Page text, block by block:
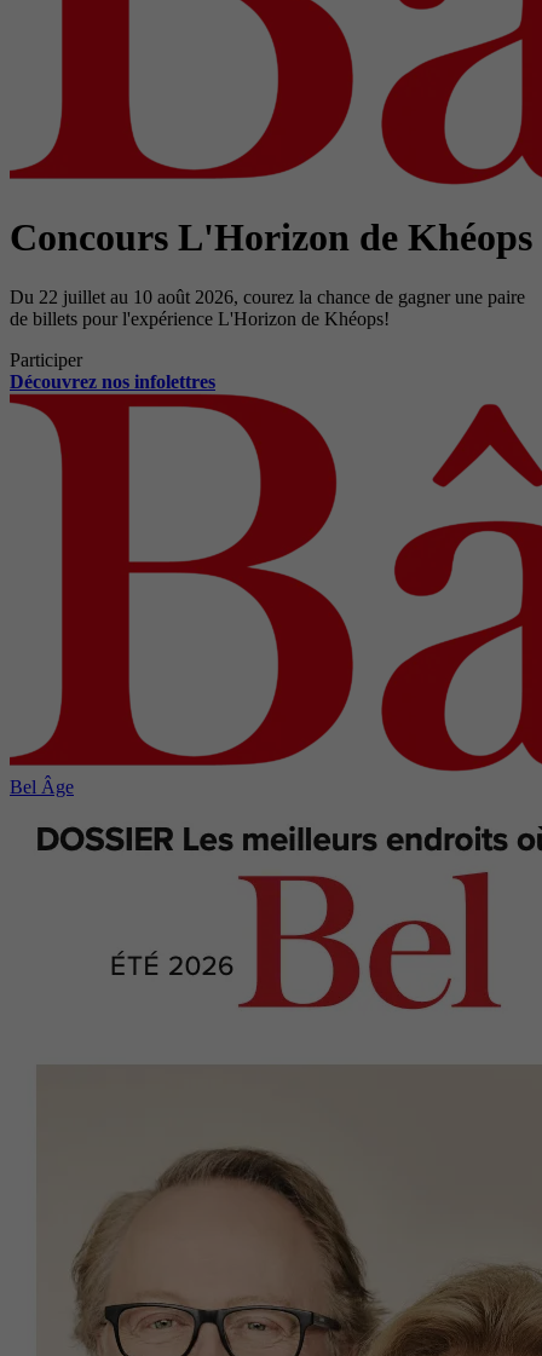
Concours L'Horizon de Khéops
Du 22 juillet au 10 août 2026, courez la chance de gagner une paire
de billets pour l'expérience L'Horizon de Khéops!
Participer
Découvrez nos infolettres
Bel Âge